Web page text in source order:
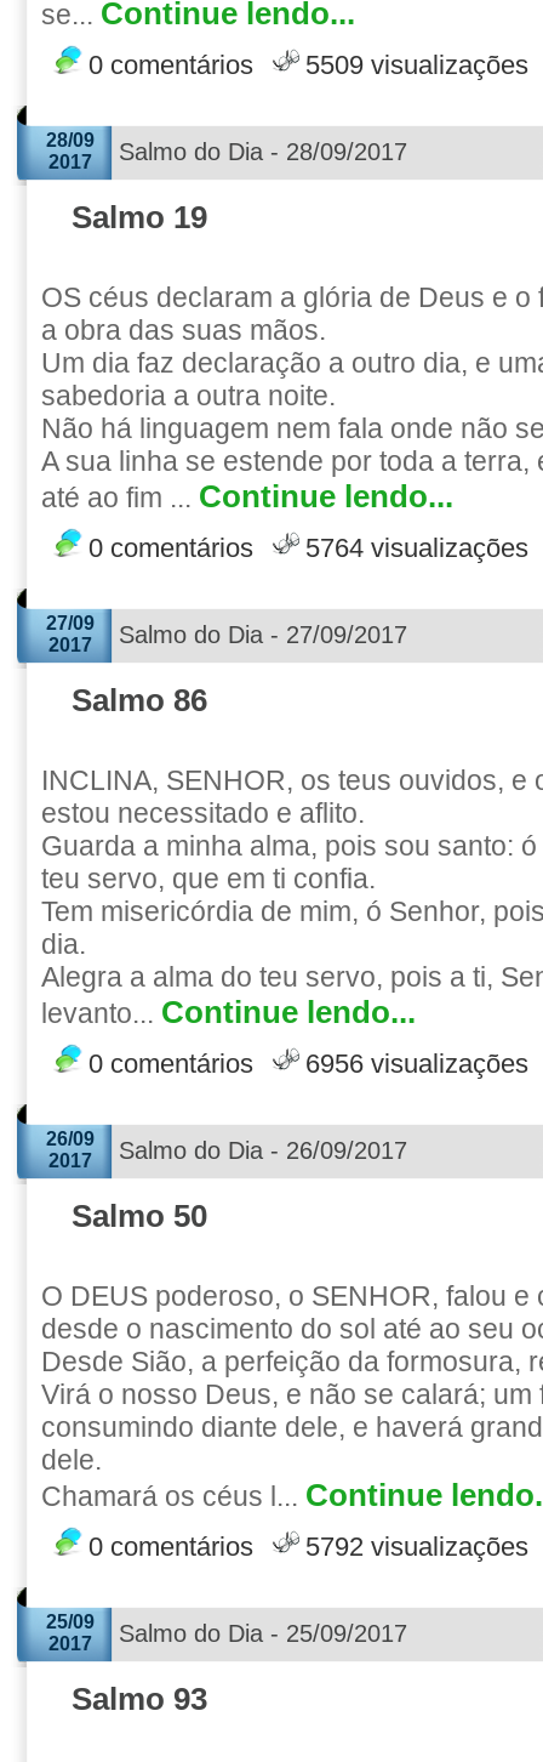
se... Continue lendo...
0 comentários 5509 visualizações
28/09
2017
Salmo do Dia - 28/09/2017
Salmo 19
OS céus declaram a glória de Deus e o
a obra das suas mãos.
Um dia faz declaração a outro dia, e
sabedoria a outra noite.
Não há linguagem nem fala onde não
A sua linha se estende por toda a
até ao fim ... Continue lendo...
0 comentários 5764 visualizações
27/09
2017
Salmo do Dia - 27/09/2017
Salmo 86
INCLINA, SENHOR, os teus ouvidos, e
estou necessitado e aflito.
Guarda a minha alma, pois sou santo:
teu servo, que em ti confia.
Tem misericórdia de mim, ó Senhor,
dia.
Alegra a alma do teu servo, pois a ti,
levanto... Continue lendo...
0 comentários 6956 visualizações
26/09
2017
Salmo do Dia - 26/09/2017
Salmo 50
O DEUS poderoso, o SENHOR, falou e
desde o nascimento do sol até ao seu
Desde Sião, a perfeição da formosura,
Virá o nosso Deus, e não se calará; um
consumindo diante dele, e haverá
dele.
Chamará os céus l... Continue
0 comentários 5792 visualizações
25/09
2017
Salmo do Dia - 25/09/2017
Salmo 93